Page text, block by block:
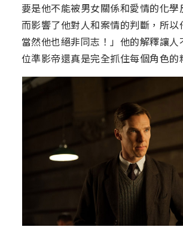
要是他不能被男女關係和愛情的化學
而影響了他對人和案情的判斷，所以
當然他也絕非同志！」他的解釋讓人
位準影帝還真是完全抓住每個角色的